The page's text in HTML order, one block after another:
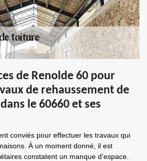
de Renolde 60 pour
de rehaussement de
le 60660 et ses
conviés pour effectuer les travaux qui
À un moment donné, il est
constatent un manque d'espace.